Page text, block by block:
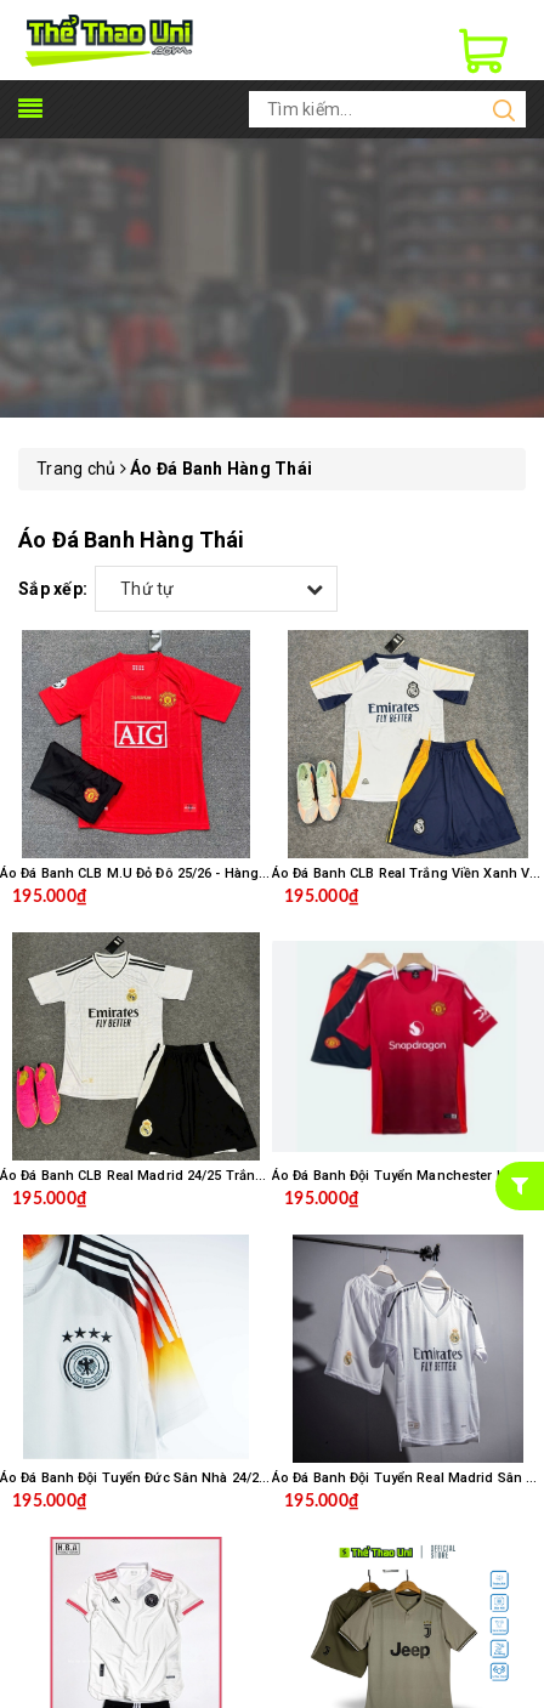
Trang chủ Áo Đá Banh Hàng Thái
Áo Đá Banh Hàng Thái
Sắp xếp: Thứ tự
Áo Đá Banh CLB M.U Đỏ Đô 25/26 - Hàng Thái
195.000₫
Áo Đá Banh CLB Real Trắng Viền Xanh Vàng 24/25 - Thái
195.000₫
Áo Đá Banh CLB Real Madrid 24/25 Trắng - Hàng Thái
195.000₫ 195.000₫
Áo Đá Banh Đội Tuyển Đức Sân Nhà 24/25 Trắng Thái
195.000₫
Áo Đá Banh Đội Tuyển Real Madrid Sân Nhà 24/25 Trắng Thái
195.000₫